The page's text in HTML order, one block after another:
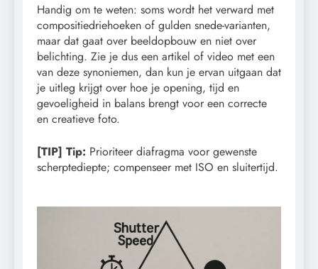
Handig om te weten: soms wordt het verward met
compositiedriehoeken of gulden snede-varianten,
maar dat gaat over beeldopbouw en niet over
belichting. Zie je dus een artikel of video met een
van deze synoniemen, dan kun je ervan uitgaan dat
je uitleg krijgt over hoe je opening, tijd en
gevoeligheid in balans brengt voor een correcte
en creatieve foto.
[TIP] Tip: Prioriteer diafragma voor gewenste
scherptediepte; compenseer met ISO en sluitertijd.